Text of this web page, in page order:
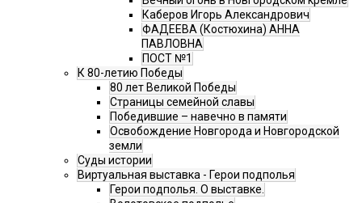
Каберов Игорь Александрович
ФАДЕЕВА (Костюхина) АННА
ПАВЛОВНА
ПОСТ №1
К 80-летию Победы
80 лет Великой Победы
Страницы семейной славы
Победившие – навечно в памяти
Освобождение Новгорода и Новгородской
земли
Суды истории
Виртуальная выставка - Герои подполья
Герои подполья. О выставке.